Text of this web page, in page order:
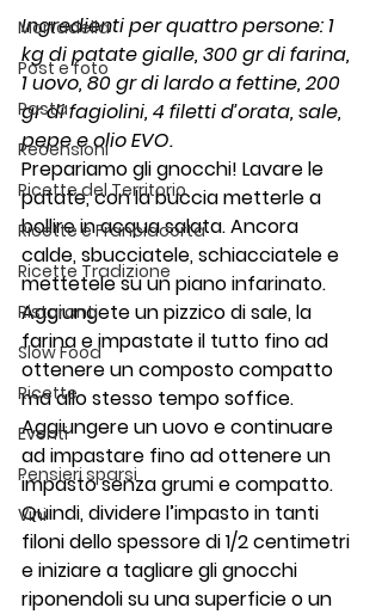
Mortadella
Post e foto
Pasta
Recensioni
Ricette del Territorio
Ricette e Franciacorta
Ricette Tradizione
Ristoranti
Slow Food
Ricette
Eventi
Pensieri sparsi
Vini
Ingredienti per quattro persone: 1
kg di patate gialle, 300 gr di farina,
1 uovo, 80 gr di lardo a fettine, 200
gr di fagiolini, 4 filetti d’orata, sale,
pepe e olio EVO.
Prepariamo gli gnocchi! Lavare le
patate, con la buccia metterle a
bollire in acqua salata. Ancora
calde, sbucciatele, schiacciatele e
mettetele su un piano infarinato.
Aggiungete un pizzico di sale, la
farina e impastate il tutto fino ad
ottenere un composto compatto
ma allo stesso tempo soffice.
Aggiungere un uovoe continuare
ad impastare fino ad ottenere un
impasto senza grumi e compatto.
Quindi, dividere l’impasto in tanti
filoni dello spessore di 1/2centimetri
e iniziare a tagliare gli gnocchi
riponendoli su una superficie o un